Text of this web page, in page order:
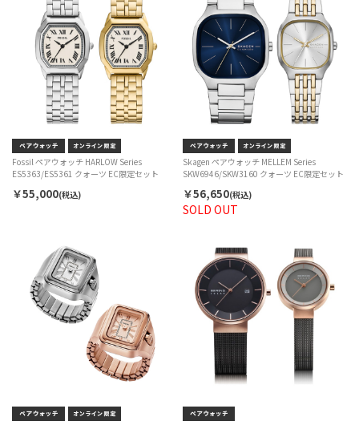
Fossil ペアウォッチ HARLOW Series
ES5363/ES5361 クォーツ EC限定セット
￥55,000(税込)
SOLD OUT
Skagen ペアウォッチ MELLEM Series
SKW6946/SKW3160 クォーツ EC限定セット
￥56,650(税込)